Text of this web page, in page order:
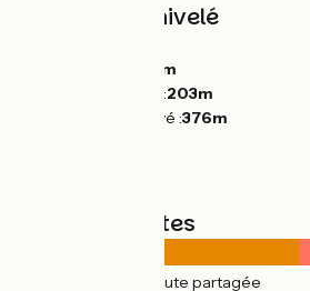
Pentes et dénivelé
264m
Point le plus bas :203m
Point le plus élevé :376m
Types de routes
(100%) Route partagée